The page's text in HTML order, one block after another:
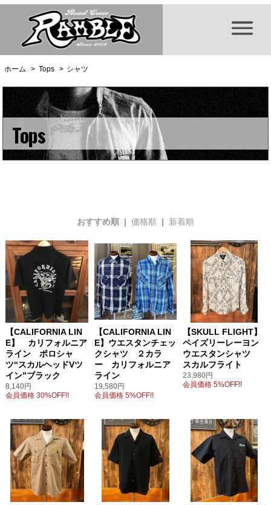
ホーム > Tops > シャツ
Tops
おすすめ順 | 価格順 | 新着順
【CALIFORNIA LIN
E】 カリフォルニア
ライン ポロシャ
ツ“スカルヘッドVツ
イン”ブラック
8,140円
会員価格 30%OFF!!
【CALIFORNIA LIN
E】ウエスタンチェッ
クシャツ ２カラ
ー カリフォルニア
ライン
19,580円
会員価格 5%OFF!!
【SKULL FLIGHT】
ペイズリーレーヨン
ウエスタンシャツ
スカルフライト
23,980円
会員価格 5%OFF!!